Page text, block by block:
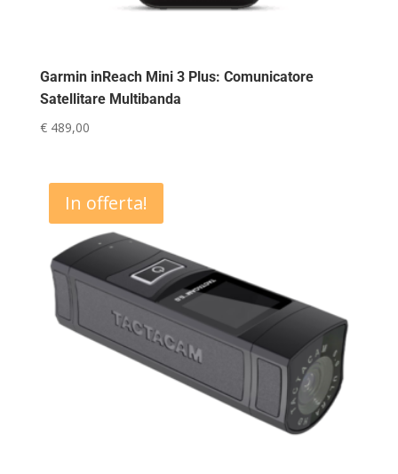
Garmin inReach Mini 3 Plus: Comunicatore
Satellitare Multibanda
€489,00
In offerta!